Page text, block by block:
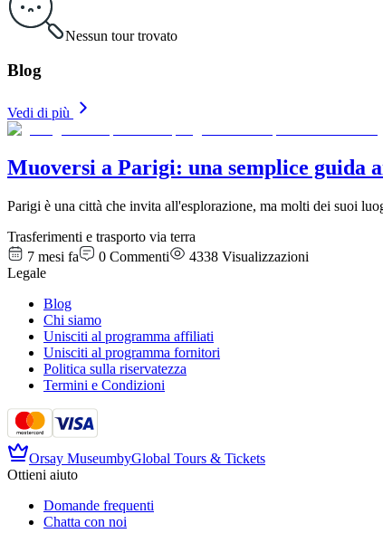
Nessun tour trovato
Blog
Vedi di più
Muoversi a Parigi: una semplice guida
Parigi è una città che invita all'esplorazione, ma molti dei suoi
Trasferimenti e trasporto via terra
7 mesi fa
0 Commenti 4338 Visualizzazioni
Legale
Blog
Chi siamo
Unisciti al programma affiliati
Unisciti al programma fornitori
Politica sulla riservatezza
Termini e Condizioni
Orsay MuseumbyGlobal Tours & Tickets
Ottieni aiuto
Domande frequenti
Chatta con noi